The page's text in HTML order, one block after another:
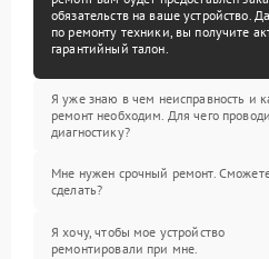
обязательств на ваше устройство.
по ремонту техники, вы получите
гарантийный талон.
Я уже знаю в чем неисправность и
ремонт необходим. Для чего
диагностику?
Мне нужен срочный ремонт.
сделать?
Я хочу, чтобы мое устройство
ремонтировали при мне.